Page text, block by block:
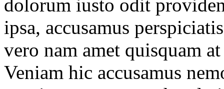
dolorum iusto odit
ipsa, accusamus
vero nam amet quisquam
Veniam hic accusamus